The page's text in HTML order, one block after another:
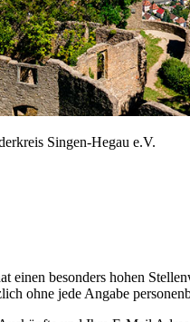
Singen-Hegau e.V.
einen besonders hohen
ohne jede Angabe